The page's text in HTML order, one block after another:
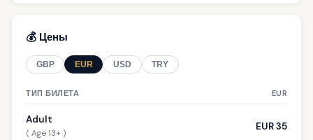
💰 Цены
GBP EUR USD TRY
ТИП БИЛЕТА EUR
Adult
( Age 13+ )
EUR 35